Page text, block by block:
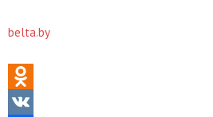
belta.by
Odnoklassniki